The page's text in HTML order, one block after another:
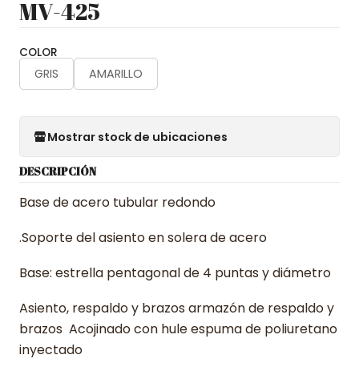
MV-425
COLOR
GRIS AMARILLO
Mostrar stock de ubicaciones
DESCRIPCIÓN
Base de acero tubular redondo
.Soporte del asiento en solera de acero
Base: estrella pentagonal de 4 puntas y diámetro
Asiento, respaldo y brazos armazón de respaldo y
brazos Acojinado con hule espuma de poliuretano
inyectado